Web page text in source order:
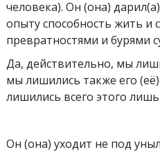
человека). Он (она)
опыту способность жить и
превратностями и бурями
Да, действительно, мы
мы лишились также его
лишились всего этого
Он (она) уходит не под